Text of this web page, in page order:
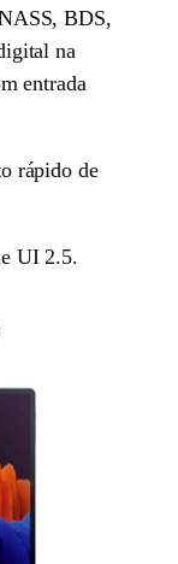
BDS,
na
entrada
rápido de
UI 2.5.